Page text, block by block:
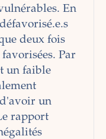
En
deux fois
Par
un faible
d'avoir un
rapport